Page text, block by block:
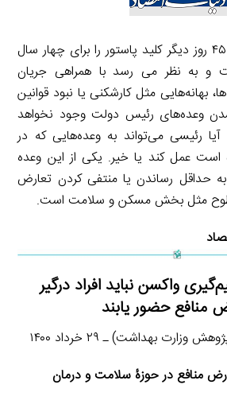
سید ابراهیم رئیسی تا ۴۵ روز دیگر کلید پاستور را برای چهار سال
و به نظر می رسد با همراهی جریان
بهانه‌هایی مثل کارشکنی یا نبود قوانین
وعده‌های رئیس دولت وجود نخواهد
رئیسی می‌تواند به وعده‌هایی که در
است عمل کند یا خیر. یکی از این وعده
حداقل رساندن یا منتفی کردن تعارض
سطوح مثل بخش مسکن و سلامت است.
واکسن نباید افراد درگیر
منافع حضور یابند
بهداشت) ـ ۲۹ خرداد ۱۴۰۰
منافع در حوزۀ سلامت و درمان